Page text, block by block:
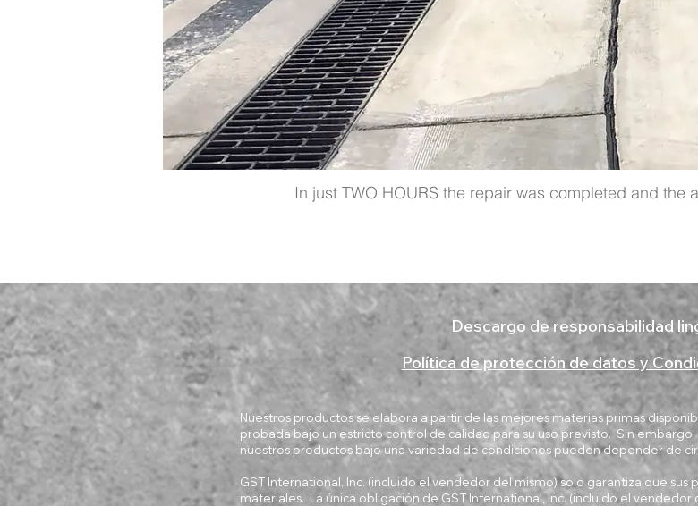
In just TWO HOURS the repair was completed and the
Descargo de responsabilidad
Política de protección de datos y
Nuestros productos se elabora a partir de las mejores materias primas
probada bajo un estricto control de calidad para su uso previsto. Sin
nuestros productos bajo una variedad de condiciones pueden depender de
GST International, Inc. (incluido el vendedor del mismo) solo garantiza que
materiales. La única obligación de GST International, Inc. (incluido el vendedor